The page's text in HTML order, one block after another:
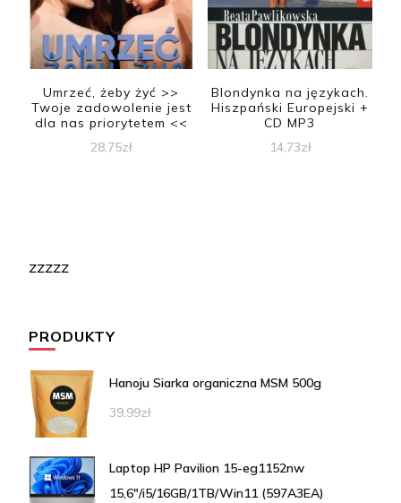
Umrzeć, żeby żyć >>
Twoje zadowolenie jest
dla nas priorytetem <<
28,75zł
Blondynka na językach.
Hiszpański Europejski +
CD MP3
14,73zł
zzzzz
PRODUKTY
Hanoju Siarka organiczna MSM 500g
39,99zł
Laptop HP Pavilion 15-eg1152nw
15,6"/i5/16GB/1TB/Win11 (597A3EA)